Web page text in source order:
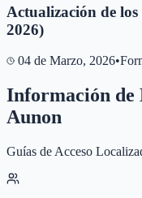
Actualización de
2026)
04 de Marzo, 2026•
Información de
Aunon
Guías de Acceso